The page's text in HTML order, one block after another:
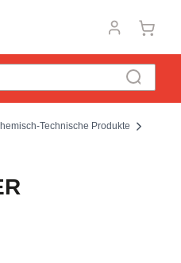
Technische Produkte